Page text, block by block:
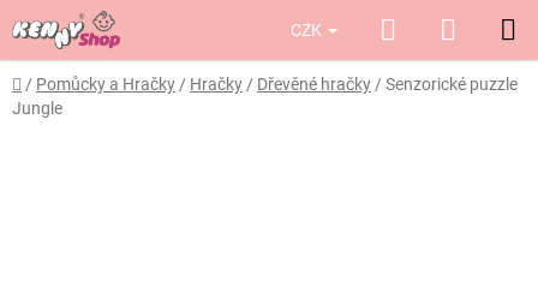
na
obsah
CZK Hledat
KOŠÍK
Domů
/ Pomůcky a Hračky / Hračky / Dřevěné hračky / Senzorické puzzle
Jungle